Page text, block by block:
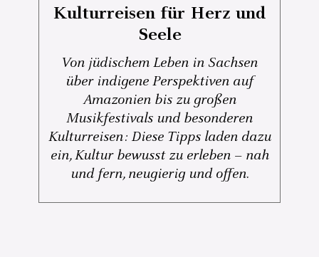
Kulturreisen für Herz und
Seele
Von jüdischem Leben in Sachsen
über indigene Perspektiven auf
Amazonien bis zu großen
Musikfestivals und besonderen
Kulturreisen: Diese Tipps laden dazu
ein, Kultur bewusst zu erleben – nah
und fern, neugierig und offen.